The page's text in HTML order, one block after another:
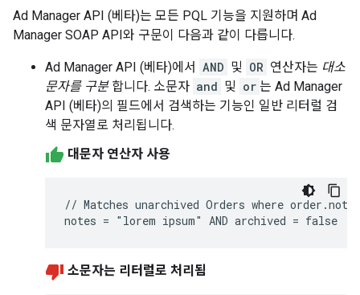
Ad Manager API (베타)는 모든 PQL 기능을 지원하며 Ad
Manager SOAP API와 구문이 다음과 같이 다릅니다.
Ad Manager API (베타)에서 AND 및 OR 연산자는 대소
문자를 구분합니다. 소문자 and 및 or 는 Ad Manager
API (베타)의 필드에서 검색하는 기능인 일반 리터럴 검
색 문자열로 처리됩니다.
대문자 연산자 사용
// Matches unarchived Orders where
소문자는 리터럴로 처리됨